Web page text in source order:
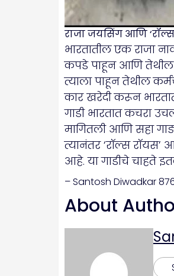
राजा जयसिंग आणि
भारतातील एक राजा
कपडे पाहून आणि तेथील
त्याला पाहून तेथील
कार खरेदी करून
गाडी भारतात कचरा
मागितली आणि सहा
त्यानंतर ‘रॉल्स
आहे. या गाडीचे चाहते
– Santosh Diwadkar
About